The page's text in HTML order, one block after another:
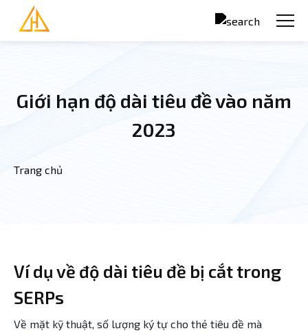
Nhảy đến nội dung
Giới hạn độ dài tiêu đề vào năm
2023
Bạn đang ở đây
Trang chủ
Ví dụ về độ dài tiêu đề bị cắt trong
SERPs
Về mặt kỹ thuật, số lượng ký tự cho thẻ tiêu đề mà